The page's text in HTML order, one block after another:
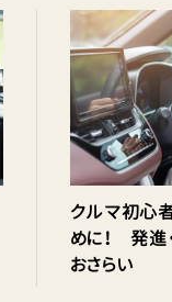
クルマ初心
めに！ 発進
おさらい